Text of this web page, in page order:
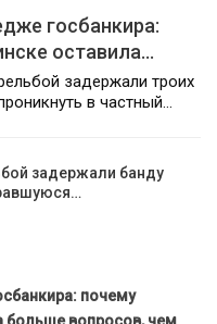
госбанкира:
оставила…
задержали троих
в частный…
задержали банду
почему